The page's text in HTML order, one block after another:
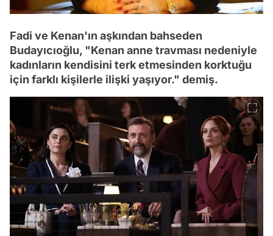
Fadi ve Kenan'ın aşkından bahseden
Budayıcıoğlu, "Kenan anne travması nedeniyle
kadınların kendisini terk etmesinden korktuğu
için farklı kişilerle ilişki yaşıyor." demiş.